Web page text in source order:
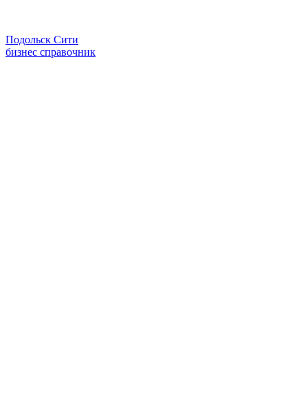
Подольск Сити
бизнес справочник